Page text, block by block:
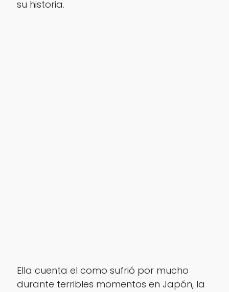
su historia.
Ella cuenta el como sufrió por mucho
durante terribles momentos en Japón, la